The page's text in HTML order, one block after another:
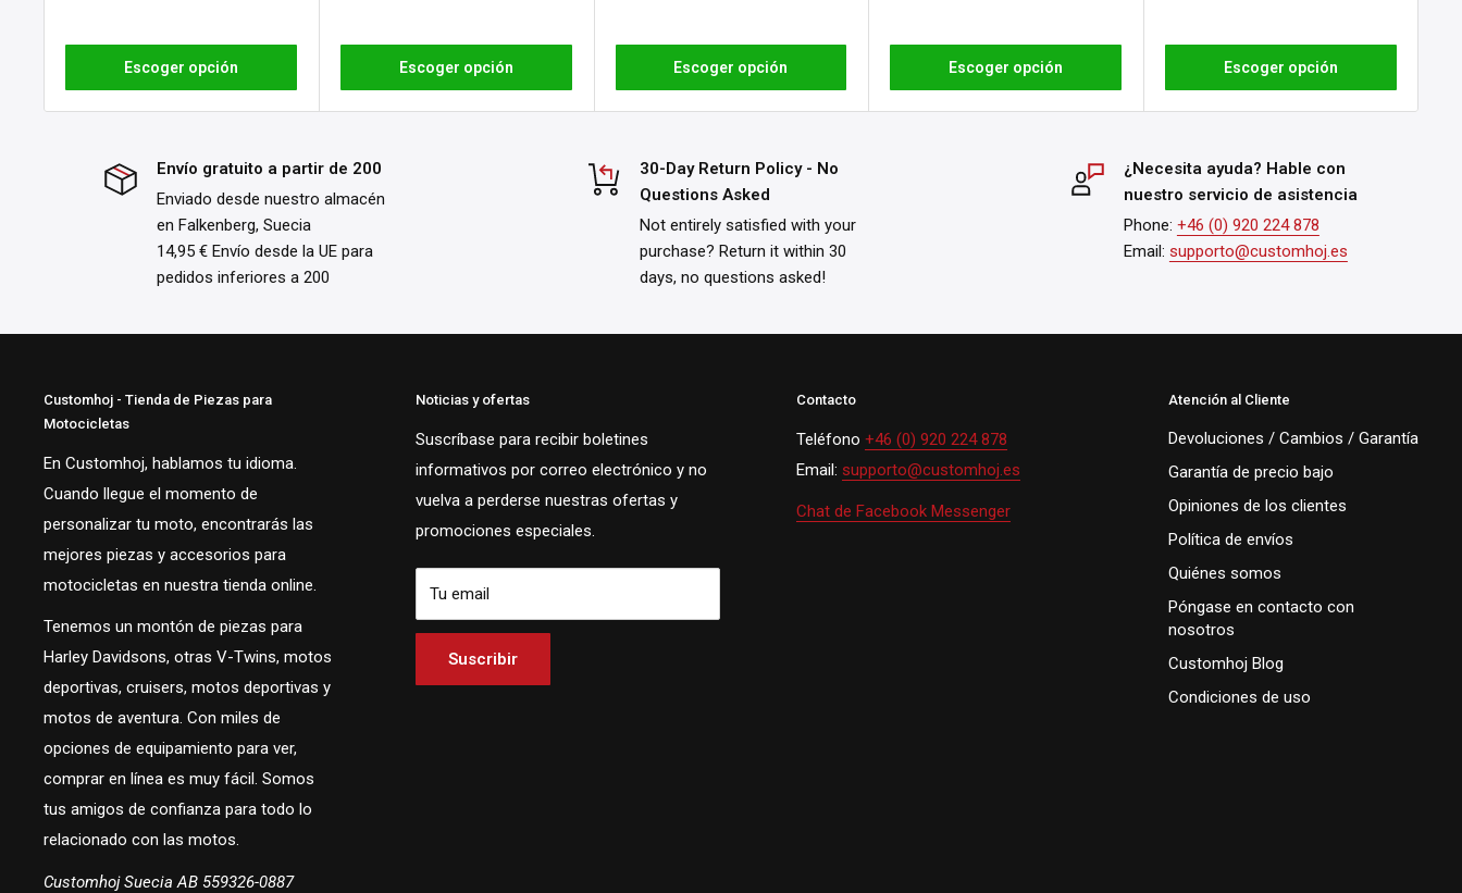
Escoger opción Escoger opción Escoger opción Escoger opción Escoger opción
Envío gratuito a partir de 200
Enviado desde nuestro almacén
en Falkenberg, Suecia
14,95 € Envío desde la UE para
pedidos inferiores a 200
30-Day Return Policy - No
Questions Asked
Not entirely satisfied with your
purchase? Return it within 30
days, no questions asked!
¿Necesita ayuda? Hable con
nuestro servicio de asistencia
Phone: +46 (0) 920 224 878
Email: supporto@customhoj.es
Customhoj - Tienda de Piezas para
Motocicletas
En Customhoj, hablamos tu idioma.
Cuando llegue el momento de
personalizar tu moto, encontrarás las
mejores piezas y accesorios para
motocicletas en nuestra tienda online.
Tenemos un montón de piezas para
Harley Davidsons, otras V-Twins, motos
deportivas, cruisers, motos deportivas y
motos de aventura. Con miles de
opciones de equipamiento para ver,
comprar en línea es muy fácil. Somos
tus amigos de confianza para todo lo
relacionado con las motos.
Customhoj Suecia AB 559326-0887
Noticias y ofertas
Suscríbase para recibir boletines
informativos por correo electrónico y no
vuelva a perderse nuestras ofertas y
promociones especiales.
Tu email
Suscribir
Contacto
Teléfono +46 (0) 920 224 878
Email: supporto@customhoj.es
Chat de Facebook Messenger
Atención al Cliente
Devoluciones / Cambios / Garantía
Garantía de precio bajo
Opiniones de los clientes
Política de envíos
Quiénes somos
Póngase en contacto con
nosotros
Customhoj Blog
Condiciones de uso